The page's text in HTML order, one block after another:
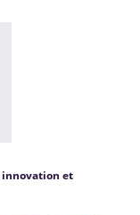
innovation et